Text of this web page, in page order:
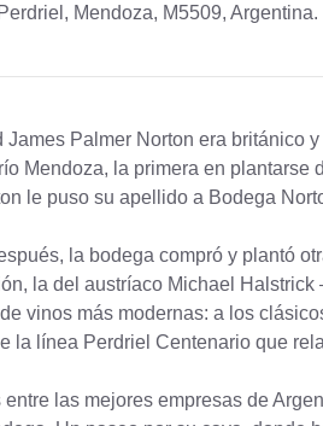
Perdriel , Mendoza, M5509, Argentina.
James Palmer Norton era británico
Mendoza, la primera en
le puso su apellido a Bodega
la bodega compró y plantó
la del austríaco Michael
vinos más modernas: a los
la línea Perdriel Centenario que
las mejores empresas de